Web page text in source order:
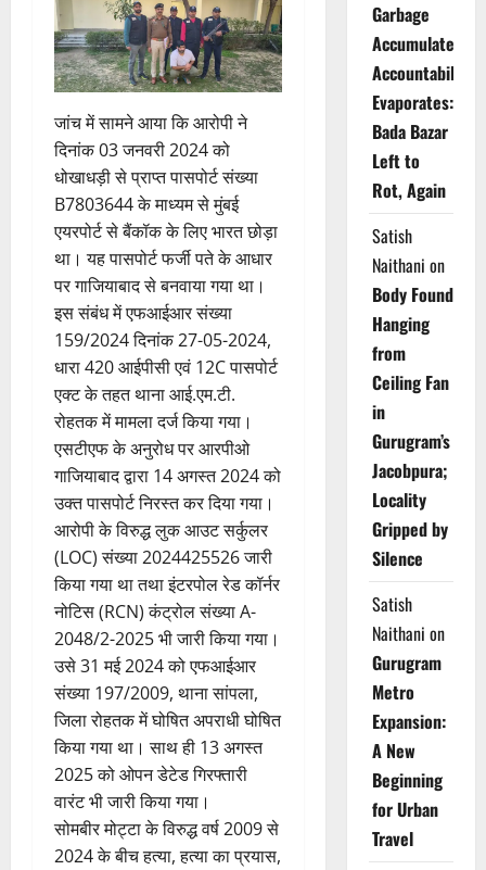
जांच में सामने आया कि आरोपी ने
दिनांक 03 जनवरी 2024 को
धोखाधड़ी से प्राप्त पासपोर्ट संख्या
B7803644 के माध्यम से मुंबई
एयरपोर्ट से बैंकॉक के लिए भारत छोड़ा
था। यह पासपोर्ट फर्जी पते के आधार
पर गाजियाबाद से बनवाया गया था।
इस संबंध में एफआईआर संख्या
159/2024 दिनांक 27-05-2024,
धारा 420 आईपीसी एवं 12C पासपोर्ट
एक्ट के तहत थाना आई.एम.टी.
रोहतक में मामला दर्ज किया गया।
एसटीएफ के अनुरोध पर आरपीओ
गाजियाबाद द्वारा 14 अगस्त 2024 को
उक्त पासपोर्ट निरस्त कर दिया गया।
आरोपी के विरुद्ध लुक आउट सर्कुलर
(LOC) संख्या 2024425526 जारी
किया गया था तथा इंटरपोल रेड कॉर्नर
नोटिस (RCN) कंट्रोल संख्या A-
2048/2-2025 भी जारी किया गया।
उसे 31 मई 2024 को एफआईआर
संख्या 197/2009, थाना सांपला,
जिला रोहतक में घोषित अपराधी घोषित
किया गया था। साथ ही 13 अगस्त
2025 को ओपन डेटेड गिरफ्तारी
वारंट भी जारी किया गया।
सोमबीर मोट्टा के विरुद्ध वर्ष 2009 से
2024 के बीच हत्या, हत्या का प्रयास,
Garbage
Accumulates,
Accountability
Evaporates:
Bada Bazar
Left to
Rot, Again
Satish
Naithani on
Body Found
Hanging
from
Ceiling Fan
in
Gurugram’s
Jacobpura;
Locality
Gripped by
Silence
Satish
Naithani on
Gurugram
Metro
Expansion:
A New
Beginning
for Urban
Travel